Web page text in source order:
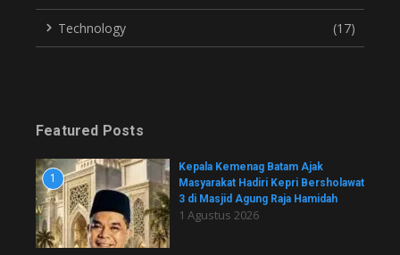
Technology (17)
Featured Posts
1
Kepala Kemenag Batam Ajak
Masyarakat Hadiri Kepri Bersholawat
3 di Masjid Agung Raja Hamidah
1 Agustus 2026